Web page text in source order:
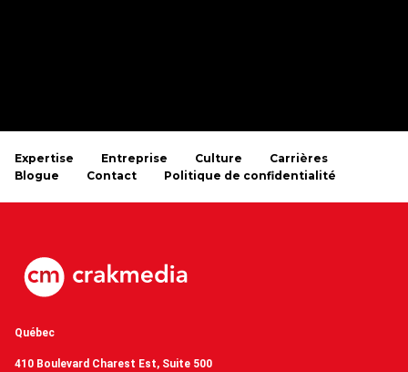
Expertise Entreprise Culture
Carrières
Blogue
Contact Politique de confidentialité
Québec
410 Boulevard Charest Est, Suite 500